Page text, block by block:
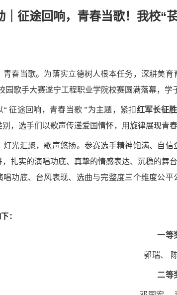
｜征途回响，青春当歌！我校“
青春当歌。为落实立德树人根本任务，深耕美
园歌手大赛遂宁工程职业学院校赛圆满落幕，学
“ 征途回响，青春当歌 ”为主题，紧扣 红军长征
，选手们以歌声传递爱国情怀，用旋律展现青春
灯光汇聚，歌声悠扬。参赛选手精神饱满、自
扎实的演唱功底、真挚的情感表达、沉稳的舞
唱功底、台风表现、选曲与完整度三个维度公
：
一等
郭瑞、
二等